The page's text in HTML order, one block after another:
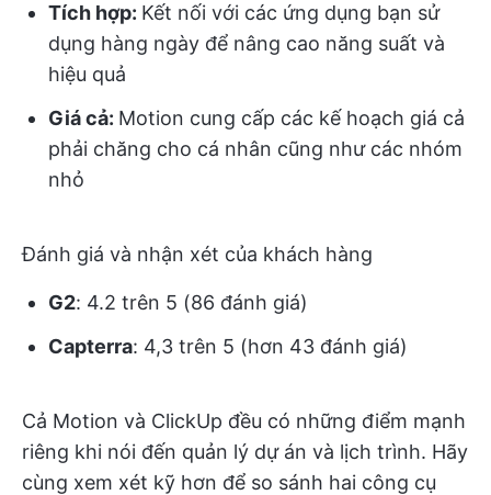
Tích hợp: Kết nối với các ứng dụng bạn sử
dụng hàng ngày để nâng cao năng suất và
hiệu quả
Giá cả: Motion cung cấp các kế hoạch giá cả
phải chăng cho cá nhân cũng như các nhóm
nhỏ
Đánh giá và nhận xét của khách hàng
G2: 4.2 trên 5 (86 đánh giá)
Capterra: 4,3 trên 5 (hơn 43 đánh giá)
Cả Motion và ClickUp đều có những điểm mạnh
riêng khi nói đến quản lý dự án và lịch trình. Hãy
cùng xem xét kỹ hơn để so sánh hai công cụ